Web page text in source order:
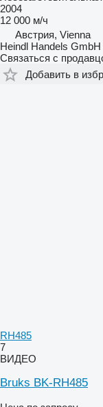
2004
12 000 м/ч
Австрия, Vienna
Heindl Handels
Связаться с
Добавить в
RH485
7
ВИДЕО
Bruks BK-RH485